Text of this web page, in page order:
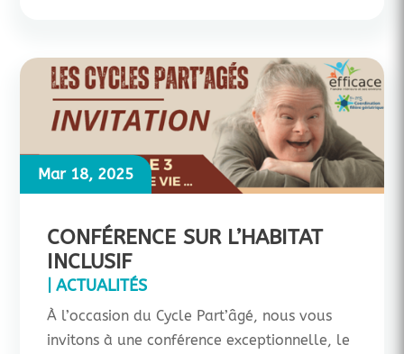
Mar 18, 2025
CONFÉRENCE SUR L’HABITAT
INCLUSIF
|ACTUALITÉS
À l’occasion du Cycle Part’âgé, nous vous
invitons à une conférence exceptionnelle, le